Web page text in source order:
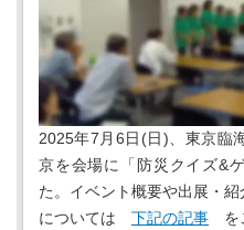
2025年7月6日(日)、東京臨
京を会場に「防災クイズ&
た。イベント概要や出展・
については 下記の記事 を